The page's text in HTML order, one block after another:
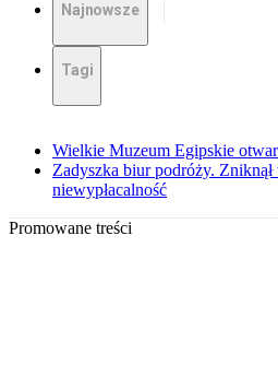
Najnowsze
Tagi
Wielkie Muzeum Egipskie
Zadyszka biur podróży. Zniknął
niewypłacalność
Promowane treści